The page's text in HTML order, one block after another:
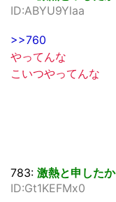
ID:ABYU9Ylaa
>>760
やってんな
こいつやってんな
783: 激熱と申したか
ID:Gt1KEFMx0